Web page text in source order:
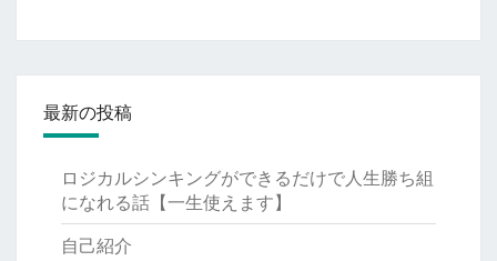
最新の投稿
ロジカルシンキングができるだけで人生勝ち組
になれる話【一生使えます】
自己紹介